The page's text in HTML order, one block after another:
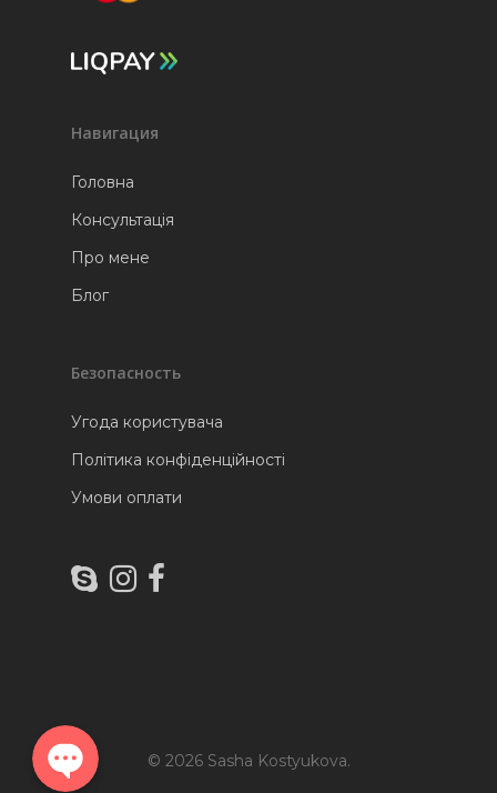
Навигация
Головна
Консультація
Про мене
Блог
Безопасность
Угода користувача
Політика конфіденційності
Умови оплати
© 2026 Sasha Kostyukova.
Telegram